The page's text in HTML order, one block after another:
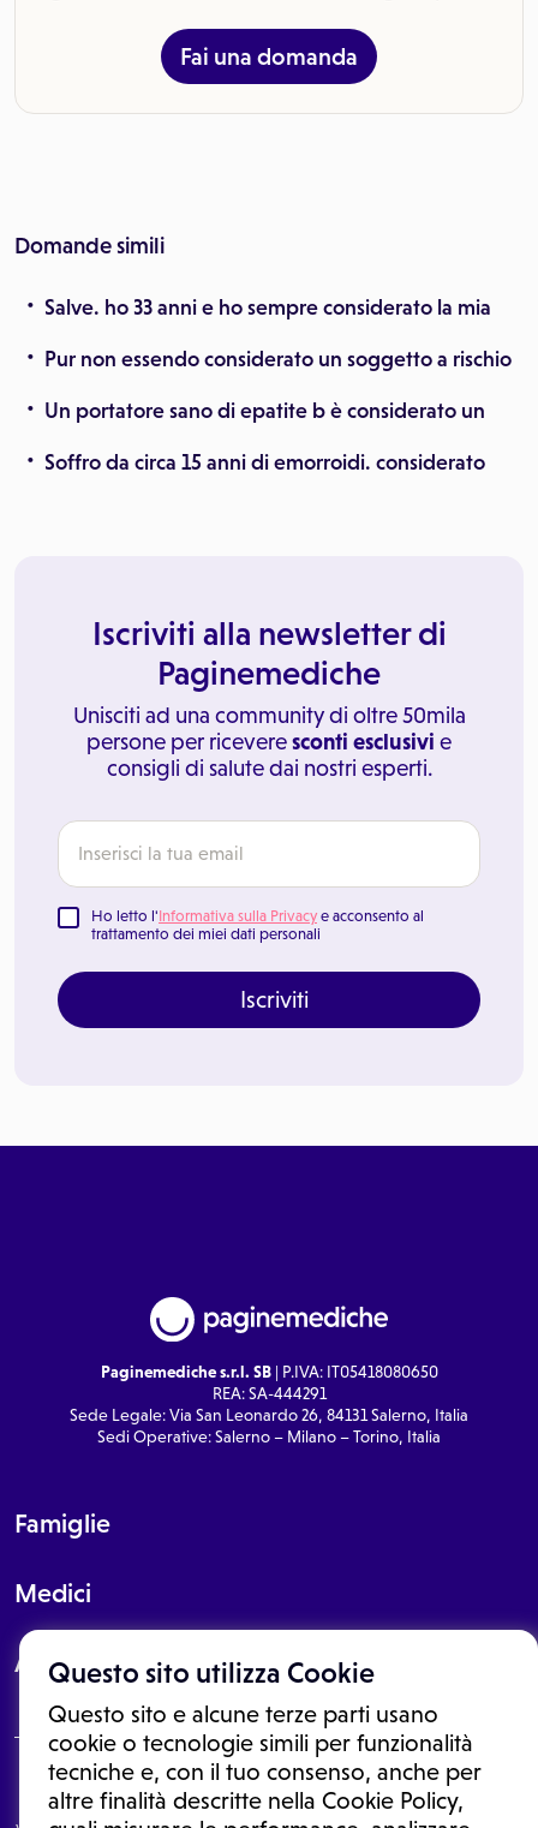
Questo sito utilizza Cookie
Questo sito e alcune terze parti usano
cookie o tecnologie simili per funzionalità
tecniche e, con il tuo consenso, anche per
altre finalità descritte nella Cookie Policy,
Fai una domanda
Domande simili
Salve. ho 33 anni e ho sempre considerato la mia
Pur non essendo considerato un soggetto a rischio
Un portatore sano di epatite b è considerato un
Soffro da circa 15 anni di emorroidi. considerato
Iscriviti alla newsletter di
Paginemediche
Unisciti ad una community di oltre 50mila
persone per riceveresconti esclusivi e
consigli di salute dai nostri esperti.
Ho letto l'Informativa sulla Privacy e acconsento al
trattamento dei miei dati personali
Iscriviti
Paginemediche s.r.l. SB| P.IVA: IT05418080650
REA: SA-444291
Sede Legale: Via San Leonardo 26, 84131 Salerno, Italia
Sedi Operative: Salerno – Milano – Torino, Italia
Famiglie
Medici
About
Le informazioni proposte in questo sito non sono un consulto medico.
In nessun caso, queste informazioni sostituiscono un consulto, una